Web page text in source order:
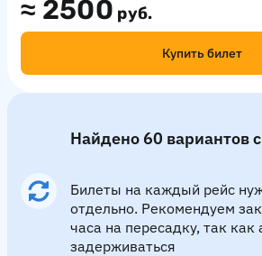
≈ 2500 руб.
Купить билет
Найдено 60 вариантов
Билеты на каждый рейс
отдельно. Рекомендуем
часа на пересадку, так как
задерживаться